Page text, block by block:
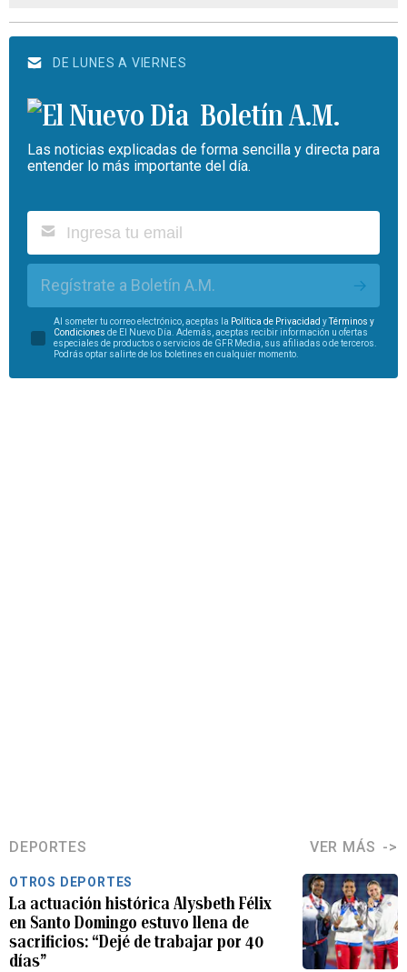
DE LUNES A VIERNES
Boletín A.M.
Las noticias explicadas de forma sencilla y directa para
entender lo más importante del día.
Regístrate a Boletín A.M.
Al someter tu correo electrónico, aceptas la Política de Privacidad y
Términos y
Condiciones de El Nuevo Día. Además, aceptas recibir información u ofertas
especiales de productos o servicios de GFR Media, sus afiliadas o de terceros.
Podrás optar salirte de los boletines en cualquier momento.
DEPORTES VER MÁS
OTROS DEPORTES
La actuación histórica Alysbeth Félix
en Santo Domingo estuvo llena de
sacrificios: “Dejé de trabajar por 40
días”